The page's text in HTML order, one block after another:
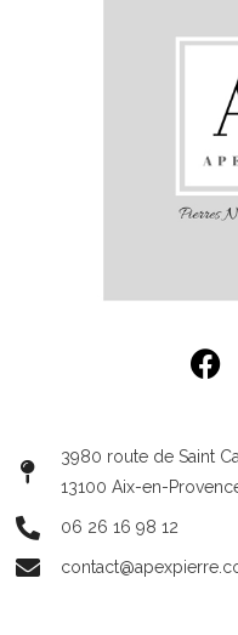
3980 route de Saint
13100 Aix-en-
06 26 16 98 12